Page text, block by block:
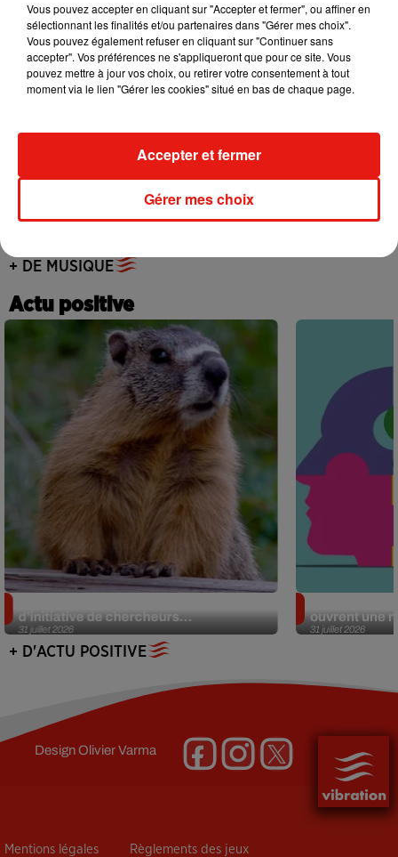
31 juillet 2026
Ariana Grande se libère dans son nouvel
album « Petals »
31 juillet 2026
inédite avec Amelie Lens
+ DE MUSIQUE
Actu positive
31 juillet 2026
d’initiative de chercheurs...
31 juillet 2026
ouvrent une
+ D'ACTU POSITIVE
DesignOlivier Varma
Mentions légales Règlements des jeux
Vous pouvez accepter en cliquant sur "Accepter et fermer", ou affiner en
sélectionnant les finalités et/ou partenaires dans "Gérer mes choix".
Vous pouvez également refuser en cliquant sur "Continuer sans
accepter". Vos préférences ne s'appliqueront que pour ce site. Vous
pouvez mettre à jour vos choix, ou retirer votre consentement à tout
moment via le lien "Gérer les cookies" situé en bas de chaque page.
Gérer mes choix
Accepter et fermer